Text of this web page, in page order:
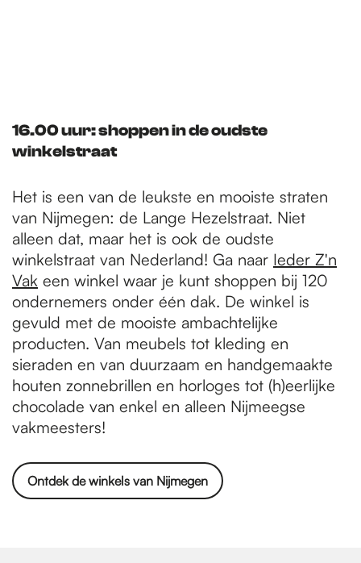
16.00 uur: shoppen in de oudste
winkelstraat
Het is een van de leukste en mooiste straten
van Nijmegen: de Lange Hezelstraat. Niet
alleen dat, maar het is ook de oudste
winkelstraat van Nederland! Ga naar Ieder Z'n
Vak een winkel waar je kunt shoppen bij 120
ondernemers onder één dak. De winkel is
gevuld met de mooiste ambachtelijke
producten. Van meubels tot kleding en
sieraden en van duurzaam en handgemaakte
houten zonnebrillen en horloges tot (h)eerlijke
chocolade van enkel en alleen Nijmeegse
vakmeesters!
Ontdek de winkels van Nijmegen